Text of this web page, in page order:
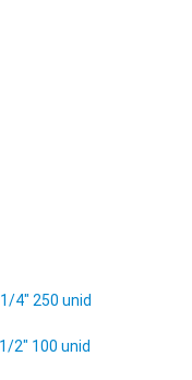
4" 250 unid
2" 100 unid